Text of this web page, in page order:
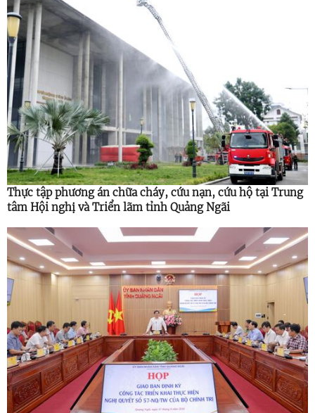
Thực tập phương án chữa cháy, cứu nạn, cứu hộ tại Trung
tâm Hội nghị và Triển lãm tỉnh Quảng Ngãi